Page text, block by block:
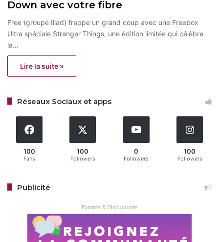
Down avec votre fibre
Free (groupe Iliad) frappe un grand coup avec une Freebox
Ultra spéciale Stranger Things, une édition limitée qui célèbre
la…
Lire la suite »
Réseaux Sociaux et apps
100
Fans
100
Followers
0
Followers
100
Followers
Publicité
Forums & Discussions